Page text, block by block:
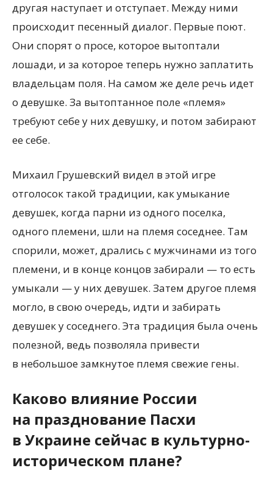
другая наступает и отступает. Между ними
происходит песенный диалог. Первые поют.
Они спорят о просе, которое вытоптали
лошади, и за которое теперь нужно заплатить
владельцам поля. На самом же деле речь идет
о девушке. За вытоптанное поле «племя»
требуют себе у них девушку, и потом забирают
ее себе.
Михаил Грушевский видел в этой игре
отголосок такой традиции, как умыкание
девушек, когда парни из одного поселка,
одного племени, шли на племя соседнее. Там
спорили, может, дрались с мужчинами из того
племени, и в конце концов забирали — то есть
умыкали — у них девушек. Затем другое племя
могло, в свою очередь, идти и забирать
девушек у соседнего. Эта традиция была очень
полезной, ведь позволяла привести
в небольшое замкнутое племя свежие гены.
Каково влияние России
на празднование Пасхи
в Украине сейчас в культурно-
историческом плане?